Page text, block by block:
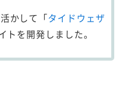
かして「タイドウェザ
トを開発しました。